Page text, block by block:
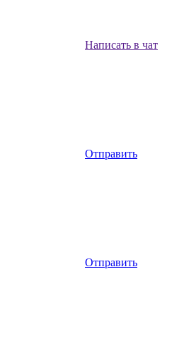
Написать в чат
Отправить
Отправить